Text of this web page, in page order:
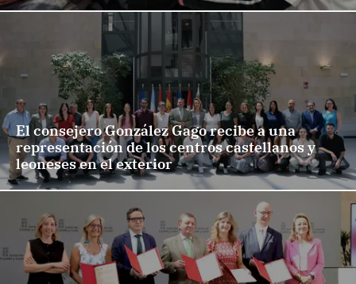
El consejero González Gago recibe a una
representación de los centros castellanos y
leoneses en el exterior